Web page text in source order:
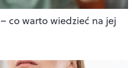
co warto wiedzieć na jej